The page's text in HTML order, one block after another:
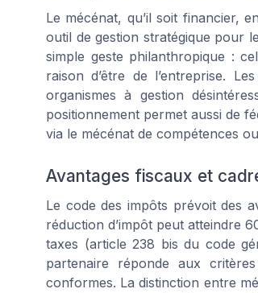
Le mécénat, qu’il soit financier,
outil de gestion stratégique pour
simple geste philanthropique :
raison d’être de l’entreprise.
organismes à gestion
positionnement permet aussi de
via le mécénat de compétences
Avantages fiscaux et
Le code des impôts prévoit des
réduction d’impôt peut atteindre
taxes (article 238 bis du code
partenaire réponde aux
conformes. La distinction entre